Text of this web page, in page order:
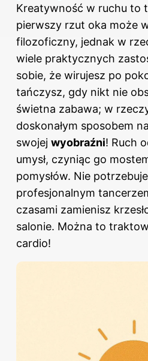
Kreatywność w ruchu to
pierwszy rzut oka może
filozoficzny, jednak w
wiele praktycznych
sobie, że wirujesz po
tańczysz, gdy nikt nie
świetna zabawa; w
doskonałym sposobem
swojej wyobraźni! Ruch
umysł, czyniąc go
pomysłów. Nie
profesjonalnym
czasami zamienisz
salonie. Można to
cardio!